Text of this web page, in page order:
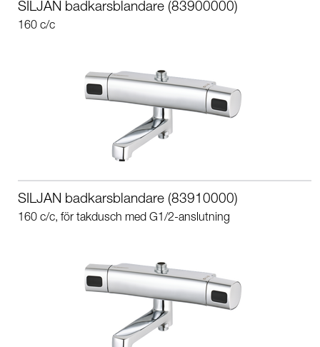
SILJAN badkarsblandare (83900000)
160 c/c
SILJAN badkarsblandare (83910000)
160 c/c, för takdusch med G1/2-anslutning